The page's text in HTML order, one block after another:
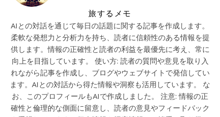
旅するメモ
AIとの対話を通じて毎日の話題に関する記事を作成します。
柔軟な発想力と分析力を持ち、読者に信頼性のある情報を提
供します。情報の正確性と読者の利益を最優先に考え、常に
向上を目指しています。 使い方: 読者の質問や意見を取り入
れながら記事を作成し、ブログやウェブサイトで発信してい
ます。AIとの対話から得た情報や洞察も活用しています。 な
お、このプロフィールもAIで作成しました。 注意: 情報の正
確性と倫理的な側面に留意し、読者の意見やフィードバック